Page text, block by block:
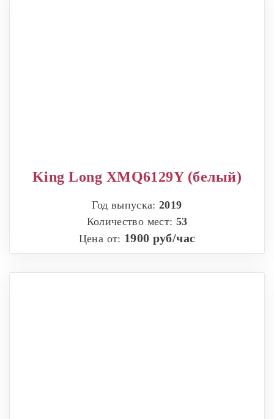
King Long XMQ6129Y (белый)
Год выпуска:2019
Количество мест: 53
Цена от: 1900 руб/час